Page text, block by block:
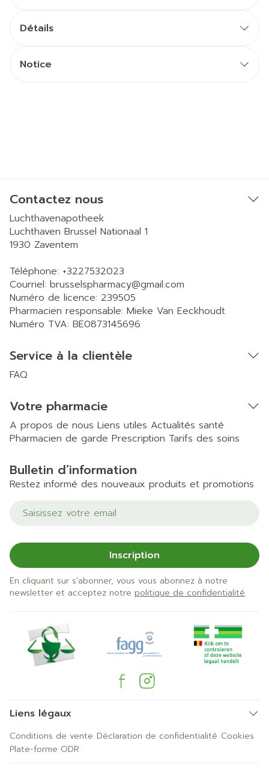
Détails
Notice
Contactez nous
Luchthavenapotheek
Luchthaven Brussel Nationaal 1
1930 Zaventem
Téléphone: +3227532023
Courriel: brusselspharmacy@gmail.com
Numéro de licence: 239505
Pharmacien responsable: Mieke Van Eeckhoudt
Numéro TVA: BE0873145696
Service à la clientèle
FAQ
Votre pharmacie
A propos de nous Liens utiles Actualités santé
Pharmacien de garde Prescription Tarifs des soins
Bulletin d’information
Restez informé des nouveaux produits et promotions
Adresse mail
Inscription
En cliquant sur s'abonner, vous vous abonnez à notre
newsletter et acceptez notre politique de confidentialité.
Liens légaux
Conditions de vente Déclaration de confidentialité Cookies
Plate-forme ODR